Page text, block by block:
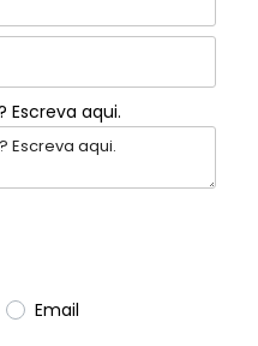
Escreva aqui.
Email